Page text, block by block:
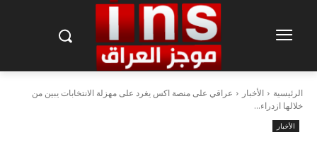
الرئيسية الأخبار
عراقي على منصة اكس يغرد على مهزلة الانتخابات يبين من
خلالها ازدراء...
الأخبار